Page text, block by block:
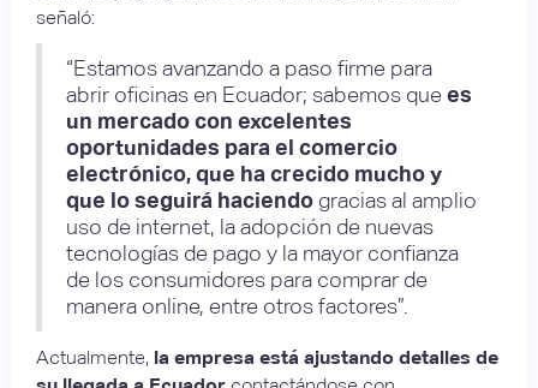
señaló:
“Estamos avanzando a paso firme para
abrir oficinas en Ecuador; sabemos quees
un mercado con excelentes
oportunidades para el comercio
electrónico, que ha crecido mucho y
que lo seguirá haciendo gracias al amplio
uso de internet, la adopción de nuevas
tecnologías de pago y la mayor confianza
de los consumidores para comprar de
manera online, entre otros factores”.
Actualmente, la empresa está ajustando detalles de